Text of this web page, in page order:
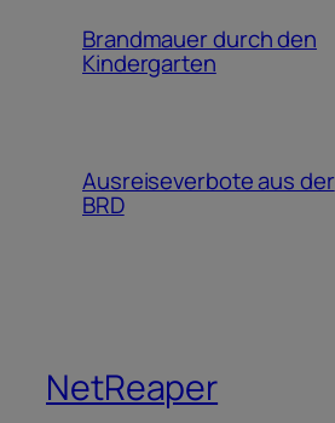
Brandmauer durch den
Kindergarten
Ausreiseverbote aus der
BRD
NetReaper